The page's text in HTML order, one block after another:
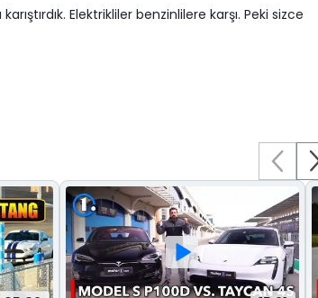
Elektrikliler benzinlilere karşı. Peki sizce